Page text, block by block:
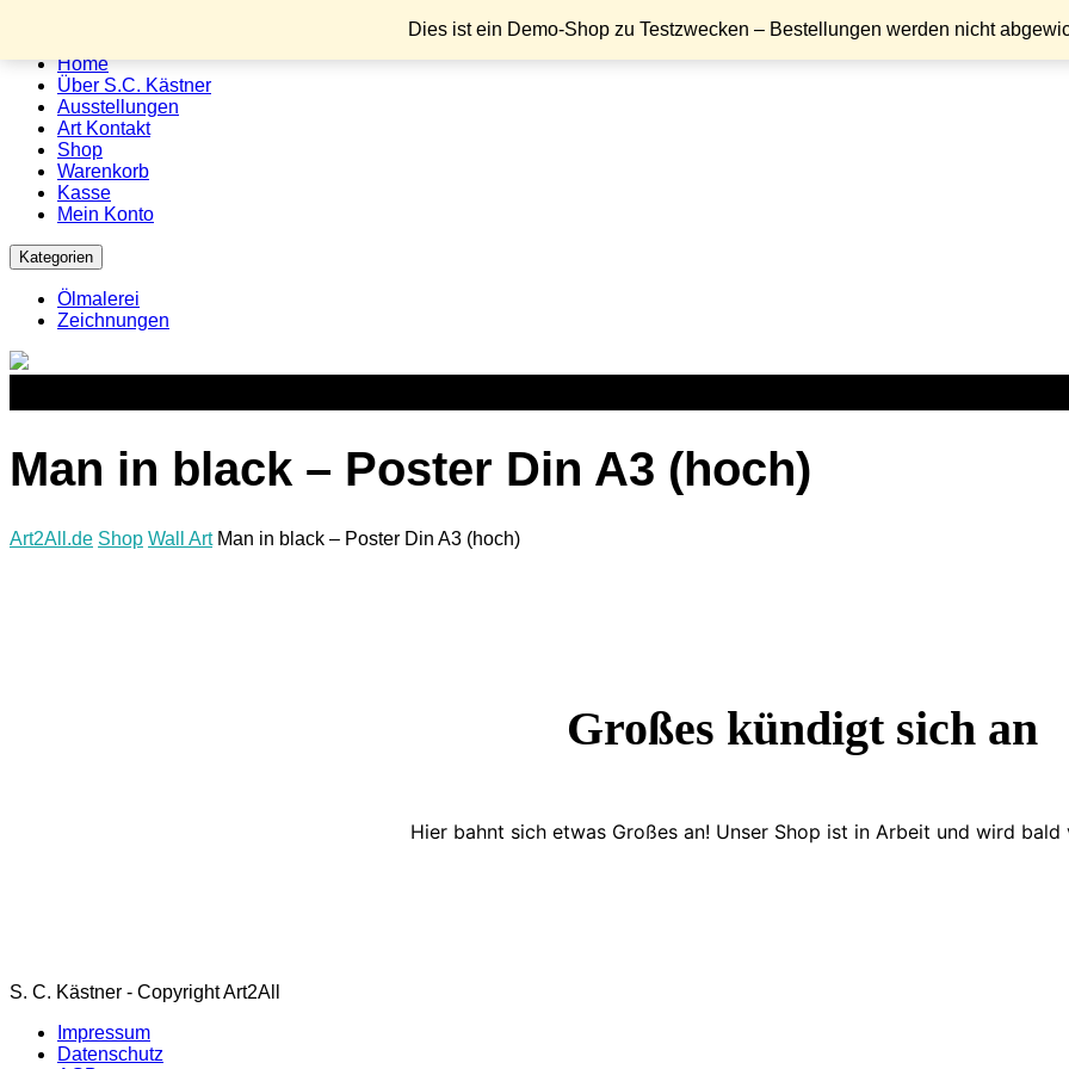
Dies ist ein Demo-Shop zu Testzwecken – Bestellungen werden nicht
Home
Über S.C. Kästner
Ausstellungen
Art Kontakt
Shop
Warenkorb
Kasse
Mein Konto
Kategorien
Ölmalerei
Zeichnungen
Man in black – Poster Din A3 (hoch)
Art2All.de Shop Wall Art Man in black – Poster Din A3 (hoch)
Großes kündigt sich an
Hier bahnt sich etwas Großes an! Unser Shop ist in Arbeit und wird
S. C. Kästner - Copyright Art2All
Impressum
Datenschutz